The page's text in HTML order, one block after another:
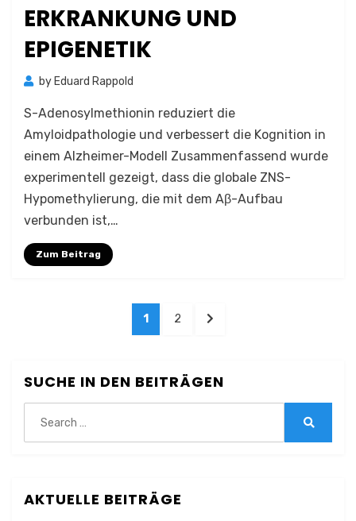
ERKRANKUNG UND
EPIGENETIK
by Eduard Rappold
S-Adenosylmethionin reduziert die
Amyloidpathologie und verbessert die Kognition in
einem Alzheimer-Modell Zusammenfassend wurde
experimentell gezeigt, dass die globale ZNS-
Hypomethylierung, die mit dem Aβ-Aufbau
verbunden ist,…
Zum Beitrag
Seitennummerierung
PAGE
1 PAGE
2
NEXT
SUCHE IN DEN BEITRÄGEN
for:
AKTUELLE BEITRÄGE